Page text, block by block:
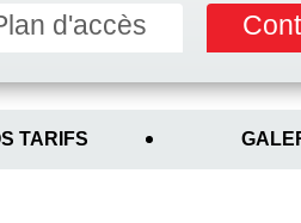
d'accès
TARIFS